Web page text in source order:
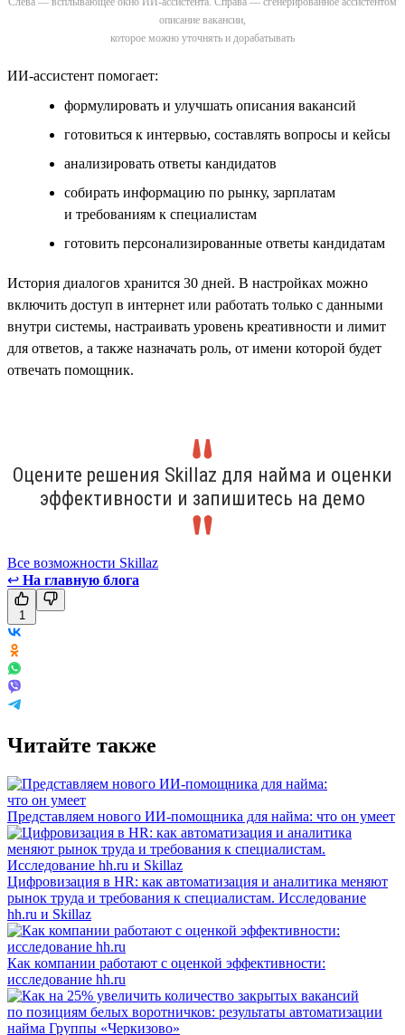
описание вакансии,
которое можно уточнять и дорабатывать
ИИ-ассистент помогает:
формулировать и улучшать описания вакансий
готовиться к интервью, составлять вопросы и кейсы
анализировать ответы кандидатов
собирать информацию по рынку, зарплатам
и требованиям к специалистам
готовить персонализированные ответы кандидатам
История диалогов хранится 30 дней. В настройках можно
включить доступ в интернет или работать только с данными
внутри системы, настраивать уровень креативности и лимит
для ответов, а также назначать роль, от имени которой будет
отвечать помощник.
Оцените решения Skillaz для найма и оценки
эффективности и запишитесь на демо
Все возможности Skillaz
↩ На главную блога
1
Читайте также
Представляем нового ИИ-помощника для найма: что он умеет
Цифровизация в HR: как автоматизация и аналитика меняют
рынок труда и требования к специалистам. Исследование
hh.ru и Skillaz
Как компании работают с оценкой эффективности:
исследование hh.ru